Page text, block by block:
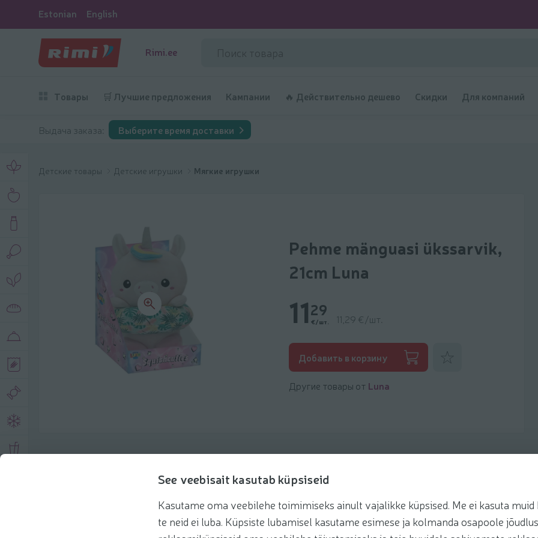
See veebisait kasutab küpsiseid
Kasutame oma veebilehe toimimiseks ainult vajalikke küpsised. Me ei kasuta muid
te neid ei luba. Küpsiste lubamisel kasutame esimese ja kolmanda osapoole
Estonian English
Rimi.ee
Товары 🛒 Лучшие предложения Кампании 🔥 Действительно дешево Скидки Для компаний
Выдача заказа: Выберите время доставки
Детские товары Детские игрушки Мягкие игрушки
Pehme mänguasi ükssarvik,
21cm Luna
1129
€/шт. 11,29 €/шт.
Добавить в корзину
Другие товары от Luna
Рекомендации